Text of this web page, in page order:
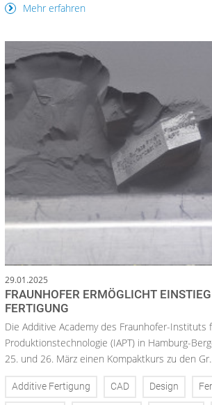
Mehr erfahren
29.01.2025
FRAUNHOFER ERMÖGLICHT
FERTIGUNG
Die Additive Academy des Fraunhofer-Instituts
Produktionstechnologie (IAPT) in Hamburg-
25. und 26. März einen Kompaktkurs zu den
Additive Fertigung CAD Design